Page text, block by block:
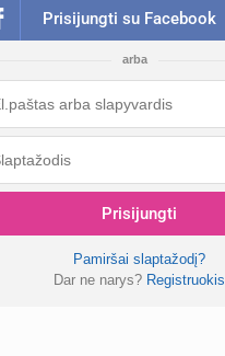
Prisijungti su Facebook
arba
Prisijungti
Pamiršai slaptažodį?
Dar ne narys? Registruokis